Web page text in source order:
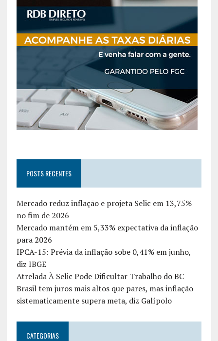
POSTS RECENTES
Mercado reduz inflação e projeta Selic em 13,75%
no fim de 2026
Mercado mantém em 5,33% expectativa da inflação
para 2026
IPCA-15: Prévia da inflação sobe 0,41% em junho,
diz IBGE
Atrelada À Selic Pode Dificultar Trabalho do BC
Brasil tem juros mais altos que pares, mas inflação
sistematicamente supera meta, diz Galípolo
CATEGORIAS